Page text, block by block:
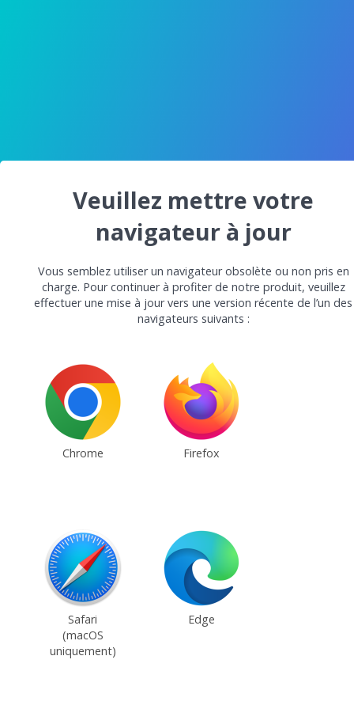
Veuillez mettre votre
navigateur à jour
Vous semblez utiliser un navigateur obsolète ou non pris en
charge. Pour continuer à profiter de notre produit, veuillez
effectuer une mise à jour vers une version récente de l’un des
navigateurs suivants :
Chrome Firefox
Safari
(macOS
uniquement)
Edge